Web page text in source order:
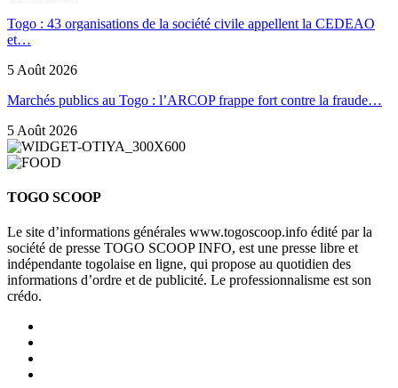
Togo : 43 organisations de la société civile appellent la CEDEAO
et…
5 Août 2026
Marchés publics au Togo : l’ARCOP frappe fort contre la fraude…
5 Août 2026
TOGO SCOOP
Le site d’informations générales www.togoscoop.info édité par la
société de presse TOGO SCOOP INFO, est une presse libre et
indépendante togolaise en ligne, qui propose au quotidien des
informations d’ordre et de publicité. Le professionnalisme est son
crédo.